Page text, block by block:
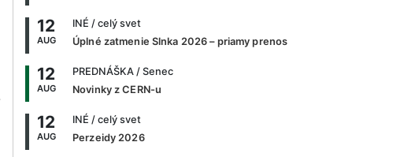
12
AUG
INÉ / celý svet
Úplné zatmenie Slnka 2026 – priamy prenos
12
AUG
PREDNÁŠKA / Senec
Novinky z CERN-u
12
AUG
INÉ / celý svet
Perzeidy 2026